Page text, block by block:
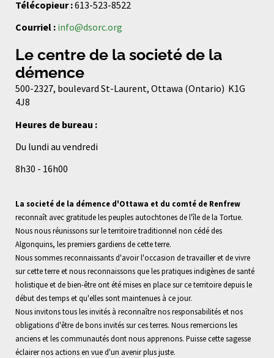
Télécopieur :613-523-8522
Courriel : info@dsorc.org
Le centre de la societé de la
démence
500-2327, boulevard St-Laurent, Ottawa (Ontario) K1G
4J8
Heures de bureau :
Du lundi au vendredi
8h30 - 16h00
La societé de la démence d'Ottawa et du comté de Renfrew
reconnaît avec gratitude les peuples autochtones de l'île de la Tortue.
Nous nous réunissons sur le territoire traditionnel non cédé des
Algonquins, les premiers gardiens de cette terre.
Nous sommes reconnaissants d'avoir l'occasion de travailler et de vivre
sur cette terre et nous reconnaissons que les pratiques indigènes de santé
holistique et de bien-être ont été mises en place sur ce territoire depuis le
début des temps et qu'elles sont maintenues à ce jour.
Nous invitons tous les invités à reconnaître nos responsabilités et nos
obligations d'être de bons invités sur ces terres. Nous remercions les
anciens et les communautés dont nous apprenons. Puisse cette sagesse
éclairer nos actions en vue d'un avenir plus juste.